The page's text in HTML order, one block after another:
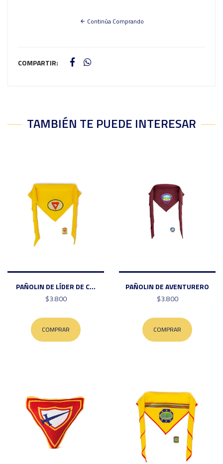
Continúa Comprando
COMPARTIR:
TAMBIÉN TE PUEDE INTERESAR
PAÑOLIN DE LÍDER DE C...
$3.800
COMPRAR
PAÑOLIN DE AVENTURERO
$3.800
COMPRAR